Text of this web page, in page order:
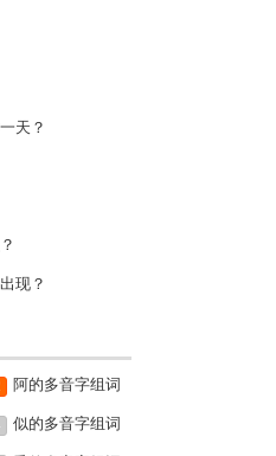
天？
现？
阿的多音字组词
似的多音字组词